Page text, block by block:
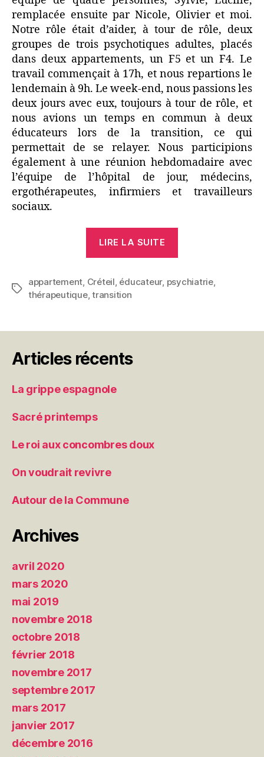
remplacée ensuite par Nicole, Olivier et moi.
Notre rôle était d’aider, à tour de rôle, deux
groupes de trois psychotiques adultes, placés
dans deux appartements, un F5 et un F4. Le
travail commençait à 17h, et nous repartions le
lendemain à 9h. Le week-end, nous passions les
deux jours avec eux, toujours à tour de rôle, et
nous avions un temps en commun à deux
éducateurs lors de la transition, ce qui
permettait de se relayer. Nous participions
également à une réunion hebdomadaire avec
l’équipe de l’hôpital de jour, médecins,
ergothérapeutes, infirmiers et travailleurs
sociaux.
LIRE LA SUITE
Étiquettes
appartement, Créteil, éducateur, psychiatrie,
thérapeutique,transition
Articles récents
La grippe espagnole
Sacré printemps
Le roi aux concombres doux
On voudrait revivre
Autour de la Commune
Archives
avril 2020
mars 2020
mai 2019
novembre 2018
octobre 2018
février 2018
novembre 2017
septembre 2017
mars 2017
janvier 2017
décembre 2016